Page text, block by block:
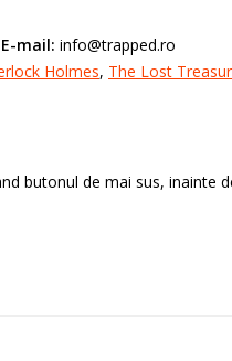
E-mail: info@trapped.ro
Holmes, The Lost
butonul de mai sus, inainte